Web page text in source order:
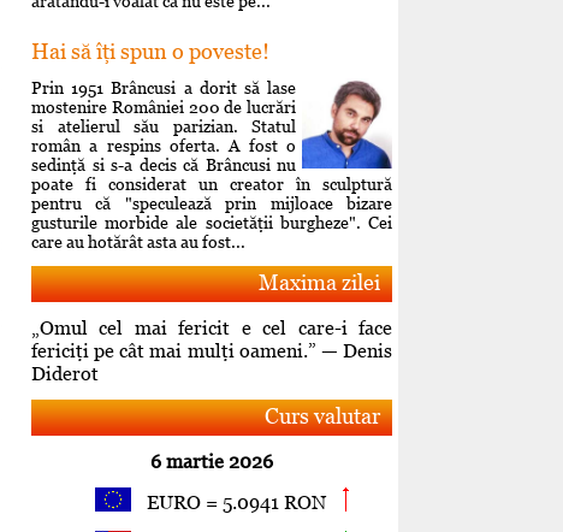
Hai să îţi spun o poveste!
Prin 1951 Brâncusi a dorit să lase
mostenire României 200 de lucrări
si atelierul său parizian. Statul
român a respins oferta. A fost o
sedinţă si s-a decis că Brâncusi nu
poate fi considerat un creator în sculptură
pentru că "speculează prin mijloace bizare
gusturile morbide ale societăţii burgheze". Cei
care au hotărât asta au fost...
Maxima zilei
„Omul cel mai fericit e cel care-i face
fericiţi pe cât mai mulţi oameni.” — Denis
Diderot
Curs valutar
6 martie 2026
EURO = 5.0941 RON